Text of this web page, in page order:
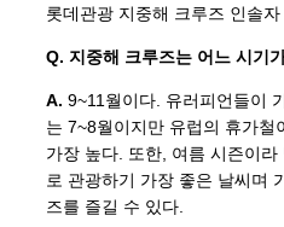
롯데관광 지중해 크루즈 인솔자
Q. 지중해 크루즈는 어느 시기
A. 9~11월이다. 유러피언들이
는 7~8월이지만 유럽의 휴가철
가장 높다. 또한, 여름 시즌이
로 관광하기 가장 좋은 날씨며
즈를 즐길 수 있다.